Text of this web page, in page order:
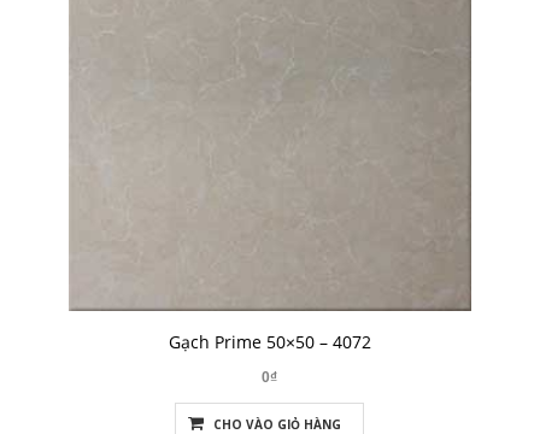
Gạch Prime 50×50 – 4072
0₫
CHO VÀO GIỎ HÀNG